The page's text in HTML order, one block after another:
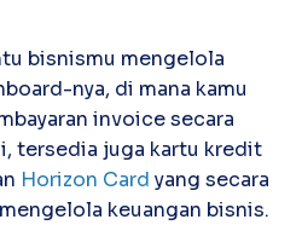
bisnismu mengelola
nya, di mana kamu
invoice secara
tersedia juga kartu kredit
Horizon Card yang secara
keuangan bisnis.